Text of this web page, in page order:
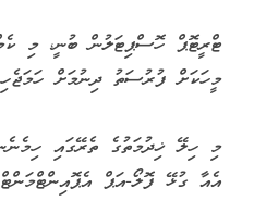
މީހަކަށް ފުރުސަތު ދިނުމަށް
މި ހިލޭ ޚިދުމަތުގެ ތެރޭގައި
އެއާ ގުޅޭ ފޮލޯ-އަޕް